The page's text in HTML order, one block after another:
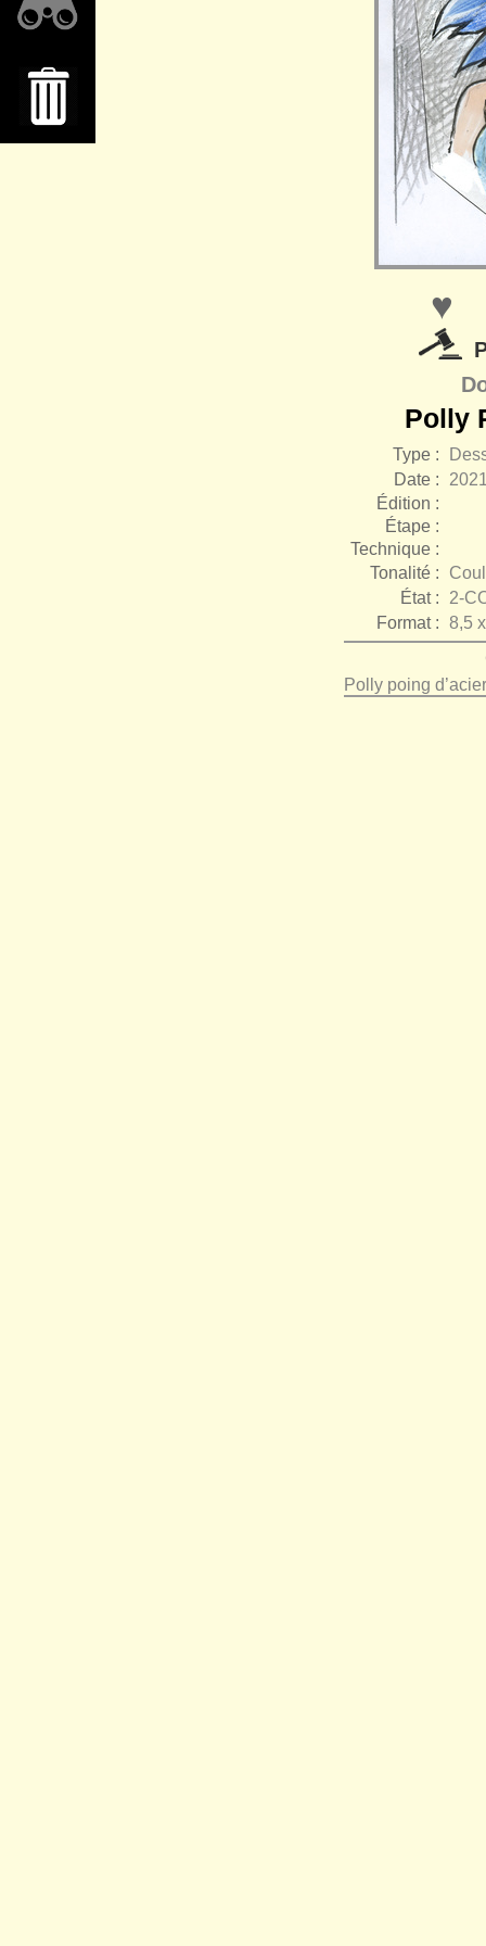
♥
Polly
Type :
Date :
Édition :
Étape :
Technique :
Tonalité :
État :
2-
Format : 8,5
Polly poing